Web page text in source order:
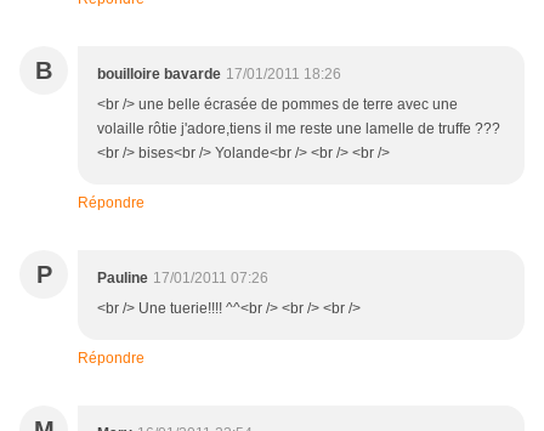
B bouilloire bavarde 17/01/2011 18:26
<br /> une belle écrasée de pommes de terre avec une
volaille rôtie j'adore,tiens il me reste une lamelle de truffe ???
<br /> bises<br /> Yolande<br /> <br /> <br />
Répondre
P Pauline 17/01/2011 07:26
<br /> Une tuerie!!!! ^^<br /> <br /> <br />
Répondre